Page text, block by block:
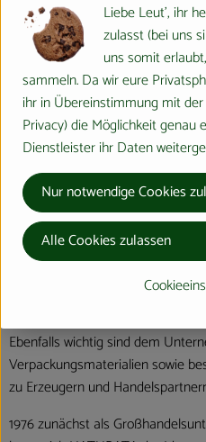
Naturata AG
D 71672 Marbach
Die NATURATA AG – „Wir
Als führender Anbieter von
Lebensmitteln zeichnet sich die
Qualität, Nachhaltigkeit und
Marke macht dabei den extra
Standard Bio zu garantieren. Die
enthalten daher ausschließlich
werden besonders schonend
Ebenfalls wichtig sind dem
Verpackungsmaterialien sowie
zu Erzeugern und
1976 zunächst als
Liebe Leut', ihr
zulasst (bei uns
uns somit
sammeln. Da wir eure
ihr in Übereinstimmung mit
Privacy) die Möglichkeit genau
Dienstleister ihr Daten
Nur notwendige Cookies
Alle Cookies zulassen